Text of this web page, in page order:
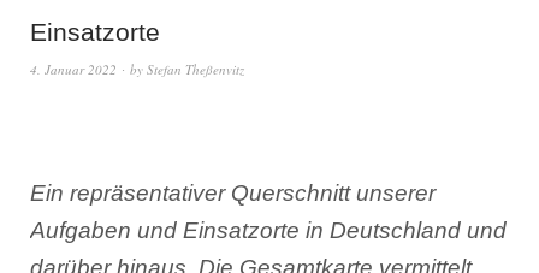
Einsatzorte
4. Januar 2022 by Stefan Theßenvitz
Ein repräsentativer Querschnitt unserer
Aufgaben und Einsatzorte in Deutschland und
darüber hinaus. Die Gesamtkarte vermittelt